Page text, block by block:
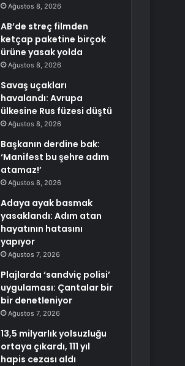
Ağustos 8, 2026
AB’de streç filmden
ketçap paketine birçok
ürüne yasak yolda
Ağustos 8, 2026
Savaş uçakları
havalandı: Avrupa
ülkesine Rus füzesi düştü
Ağustos 8, 2026
Başkanın derdine bak:
‘Manifest bu şehre adım
atamaz!’
Ağustos 8, 2026
Adaya ayak basmak
yasaklandı: Adım atan
hayatının hatasını
yapıyor
Ağustos 7, 2026
Plajlarda ‘sandviç polisi’
uygulaması: Çantalar bir
bir denetleniyor
Ağustos 7, 2026
13,5 milyarlık yolsuzluğu
ortaya çıkardı, 111 yıl
hapis cezası aldı